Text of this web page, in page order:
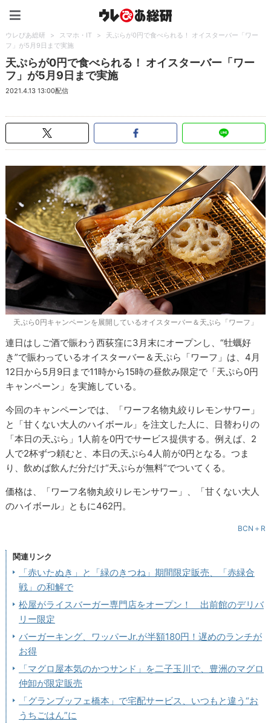
ウレぴあ総研 > スマホ・IT >
天ぷらが0円で食べられる！ オイスターバー「ワー
フ」が5月9日まで実施
天ぷらが0円で食べられる！ オイスターバー「ワー
フ」が5月9日まで実施
2021.4.13 13:00配信
天ぷら0円キャンペーンを展開しているオイスターバー＆天ぷら「ワーフ」
連日はしご酒で賑わう西荻窪に3月末にオープンし、“牡蠣好
き”で賑わっているオイスターバー＆天ぷら「ワーフ」は、4月
12日から5月9日まで11時から15時の昼飲み限定で「天ぷら0円
キャンペーン」を実施している。
今回のキャンペーンでは、「ワーフ名物丸絞りレモンサワー」
と「甘くない大人のハイボール」を注文した人に、日替わりの
「本日の天ぷら」1人前を0円でサービス提供する。例えば、2
人で2杯ずつ頼むと、本日の天ぷら4人前が0円となる。つま
り、飲めば飲んだ分だけ“天ぷらが無料”でついてくる。
価格は、「ワーフ名物丸絞りレモンサワー」、「甘くない大人
のハイボール」ともに462円。
BCN＋R
関連リンク
「赤いたぬき」と「緑のきつね」期間限定販売、「赤緑合
戦」の和解で
松屋がライスバーガー専門店をオープン！ 出前館のデリバ
リー限定
バーガーキング、ワッパーJr.が半額180円！遅めのランチが
お得
「マグロ屋本気のかつサンド」を二子玉川で、豊洲のマグロ
仲卸が限定販売
「グランブッフェ橋本」で宅配サービス、いつもと違う“お
うちごはん”に